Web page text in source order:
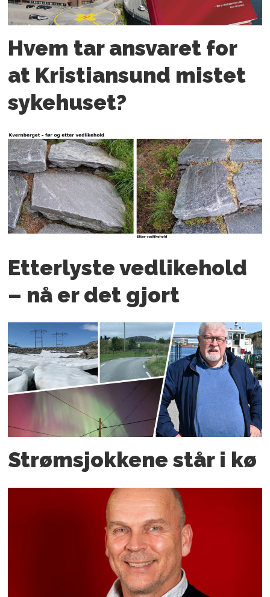
Hvem tar ansvaret for
at Kristiansund mistet
sykehuset?
Etterlyste vedlikehold
– nå er det gjort
Strømsjokkene står i kø